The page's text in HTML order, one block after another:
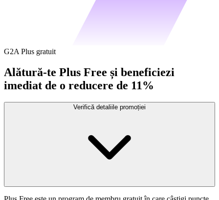
G2A Plus gratuit
Alătură-te Plus Free și beneficiezi
imediat de o reducere de 11%
Verifică detaliile promoției